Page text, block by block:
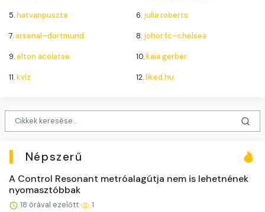
5.hatvanpuszta 6. julia roberts
7.arsenal–dortmund 8. johor fc–chelsea
9.elton acolatse 10.kaia gerber
11.kvíz 12.liked.hu
Népszerű
A Control Resonant metróalagútja nem is lehetnének
nyomasztóbbak
18 órával ezelőtt 1